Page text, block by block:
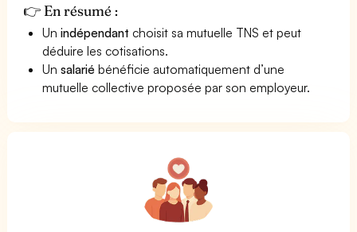
👉 En résumé :
Unindépendant choisit sa mutuelle TNS et peut
déduire les cotisations.
Unsalarié bénéficie automatiquement d’une
mutuelle collective proposée par son employeur.